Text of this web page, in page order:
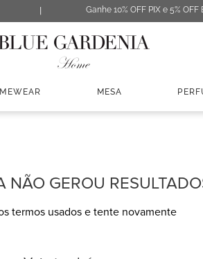
Ganhe 10% OFF PIX e 5% OFF
MESA
NÃO GEROU
termos usados e tente novamente